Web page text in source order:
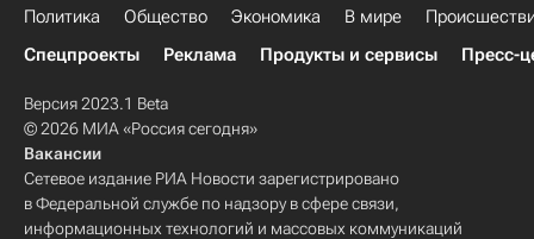
Политика Общество Экономика В мире
Спецпроекты
Реклама Продукты и сервисы Пресс-
Версия 2023.1 Beta
© 2026 МИА «Россия сегодня»
Вакансии
Сетевое издание РИА Новости зарегистрировано
в Федеральной службе по надзору в сфере связи,
информационных технологий и массовых коммуникаций